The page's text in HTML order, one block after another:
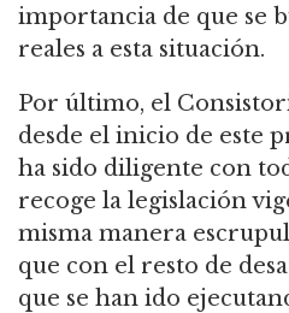
importancia de que se
reales a esta situación.
Por último, el
desde el inicio de este
ha sido diligente con
recoge la legislación
misma manera
que con el resto de
que se han ido